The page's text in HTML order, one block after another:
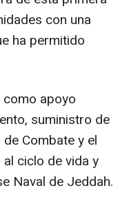
con una
ha permitido
apoyo
suministro de
Combate y el
ciclo de vida y
Naval de Jeddah.